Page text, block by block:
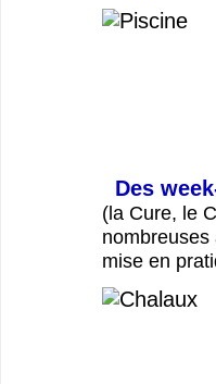
Des
(la Cure, le
mise en